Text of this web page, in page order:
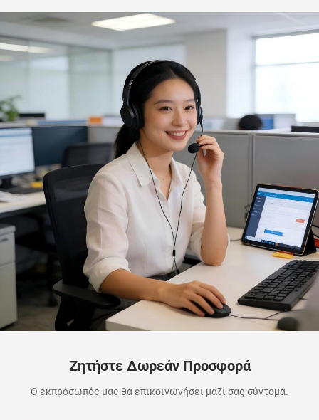
Ζητήστε Δωρεάν Προσφορά
Ο εκπρόσωπός μας θα επικοινωνήσει μαζί σας σύντομα.